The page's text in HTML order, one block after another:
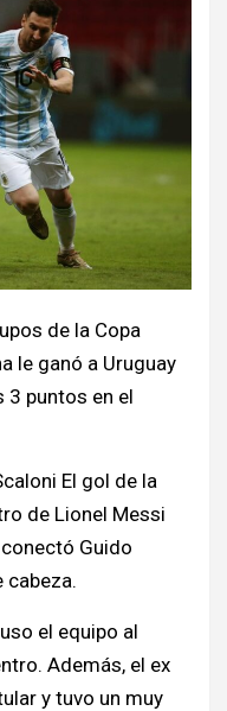
de la Copa
le ganó a Uruguay
3 puntos en el
El gol de la
de Lionel Messi
Guido
cabeza.
el equipo al
Además, el ex
y tuvo un muy